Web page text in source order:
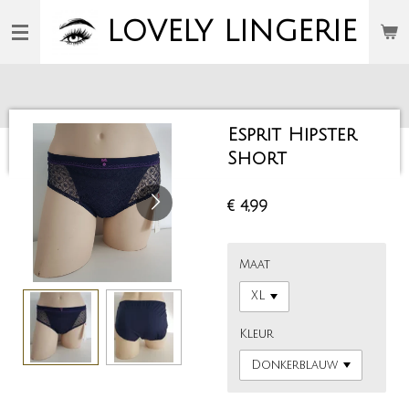
direct
LOVELY LINGERIE
Esprit Hipster
Short
€ 4,99
Maat
Kleur